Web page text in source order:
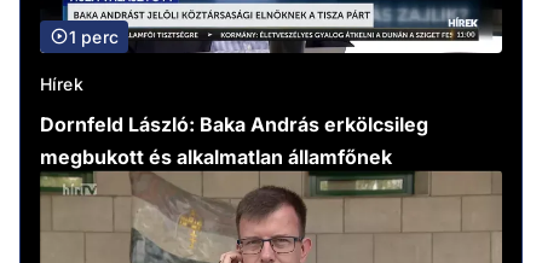
1 perc
Hírek
Dornfeld László: Baka András erkölcsileg
megbukott és alkalmatlan államfőnek